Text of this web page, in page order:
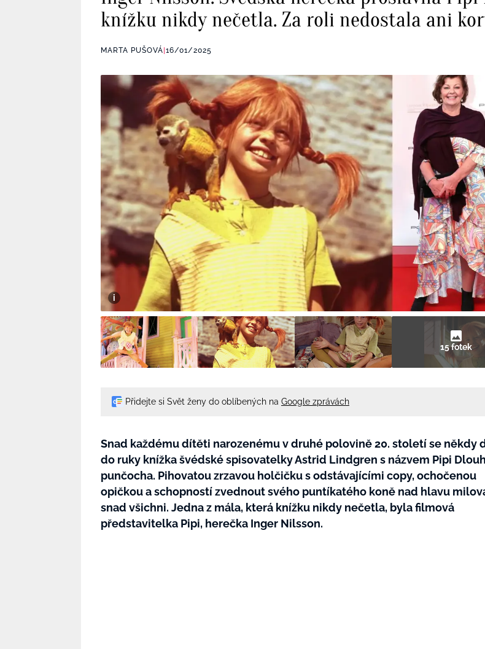
knížku nikdy nečetla. Za roli nedostala ani
MARTA PUŠOVÁ 16/01/2025
15 fotek
Přidejte si Svět ženy do oblíbených na Google zprávách
Snad každému dítěti narozenému v druhé polovině 20. století se někdy
do ruky knížka švédské spisovatelky Astrid Lindgren s názvem Pipi
punčocha. Pihovatou zrzavou holčičku s odstávajícími copy, ochočenou
opičkou a schopností zvednout svého puntíkatého koně nad hlavu
snad všichni. Jedna z mála, která knížku nikdy nečetla, byla filmová
představitelka Pipi, herečka Inger Nilsson.